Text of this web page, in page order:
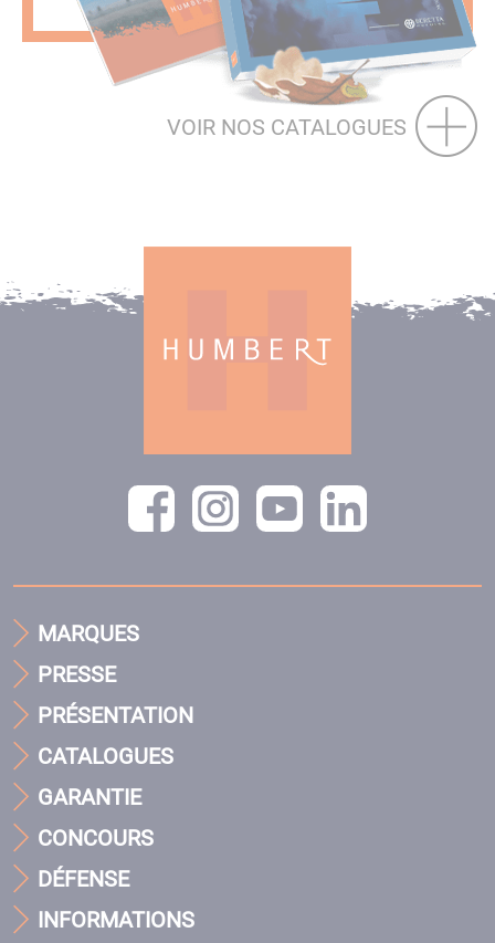
VOIR NOS CATALOGUES
MARQUES
PRESSE
PRÉSENTATION
CATALOGUES
GARANTIE
CONCOURS
DÉFENSE
INFORMATIONS